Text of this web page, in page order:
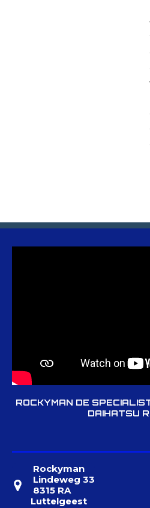
ROCKYMAN DE
DAIHATSU
Rockyman
Lindeweg 33
8315 RA
Luttelgeest